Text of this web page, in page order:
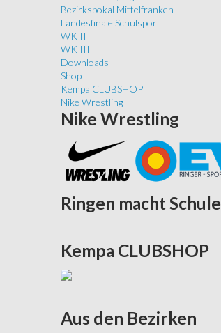
Bezirkspokal Mittelfranken
Landesfinale Schulsport
WK II
WK III
Downloads
Shop
Kempa CLUBSHOP
Nike Wrestling
Nike Wrestling
Ringen macht Schule
Kempa CLUBSHOP
Aus den Bezirken